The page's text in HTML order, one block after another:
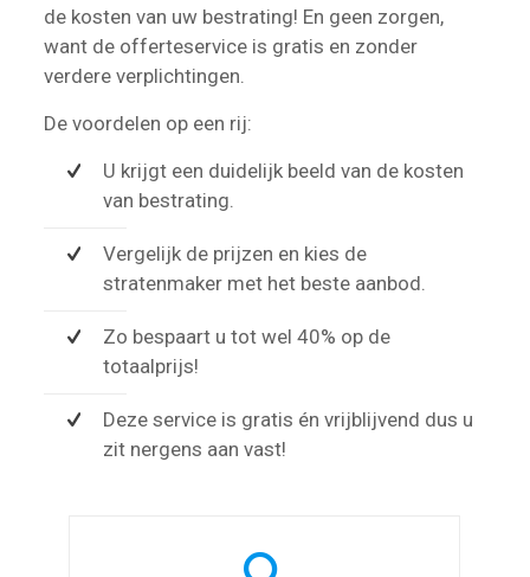
de kosten van uw bestrating! En geen zorgen,
want de offerteservice is gratis en zonder
verdere verplichtingen.
De voordelen op een rij:
U krijgt een duidelijk beeld van de kosten
van bestrating.
Vergelijk de prijzen en kies de
stratenmaker met het beste aanbod.
Zo bespaart u tot wel 40% op de
totaalprijs!
Deze service is gratis én vrijblijvend dus u
zit nergens aan vast!